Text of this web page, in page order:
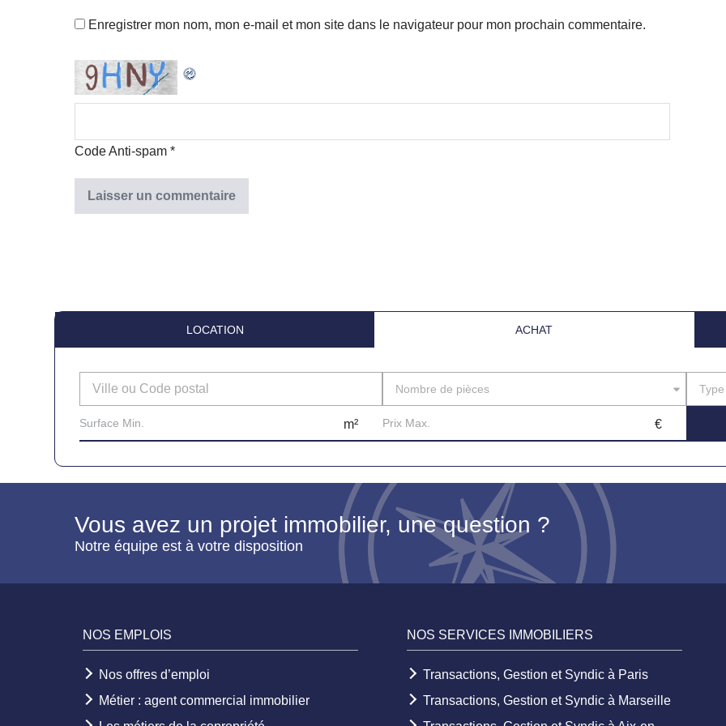
Enregistrer mon nom, mon e-mail et mon site dans le navigateur pour mon prochain commentaire.
Code Anti-spam *
LOCATION ACHAT
Nombre de pièces
Vous avez un projet immobilier, une question ?
Notre équipe est à votre disposition
NOS EMPLOIS
Nos offres d’emploi
Métier : agent commercial immobilier
NOS SERVICES IMMOBILIERS
Transactions, Gestion et Syndic à Paris
Transactions, Gestion et Syndic à Marseille